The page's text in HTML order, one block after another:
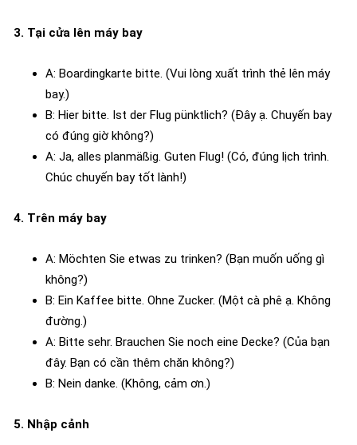
3. Tại cửa lên máy bay
A: Boardingkarte bitte. (Vui lòng xuất trình thẻ lên máy
bay.)
B: Hier bitte. Ist der Flug pünktlich? (Đây ạ. Chuyến bay
có đúng giờ không?)
A: Ja, alles planmäßig. Guten Flug! (Có, đúng lịch trình.
Chúc chuyến bay tốt lành!)
4. Trên máy bay
A: Möchten Sie etwas zu trinken? (Bạn muốn uống gì
không?)
B: Ein Kaffee bitte. Ohne Zucker. (Một cà phê ạ. Không
đường.)
A: Bitte sehr. Brauchen Sie noch eine Decke? (Của bạn
đây. Bạn có cần thêm chăn không?)
B: Nein danke. (Không, cảm ơn.)
5. Nhập cảnh